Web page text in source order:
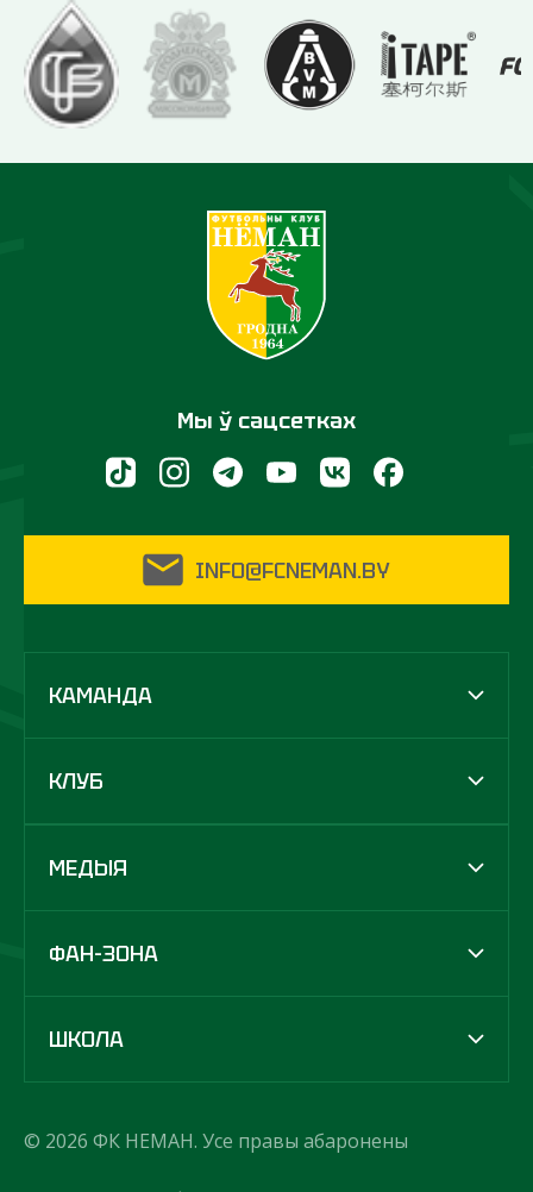
Мы ў сацсетках
INFO@FCNEMAN.BY
КАМАНДА
КЛУБ
МЕДЫЯ
ФАН-ЗОНА
ШКОЛА
© 2026 ФК НЕМАН. Усе правы абаронены